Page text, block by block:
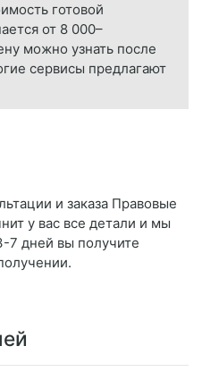
готовой
от 8 000–
можно узнать после
сервисы предлагают
и заказа Правовые
у вас все детали и мы
7 дней вы получите